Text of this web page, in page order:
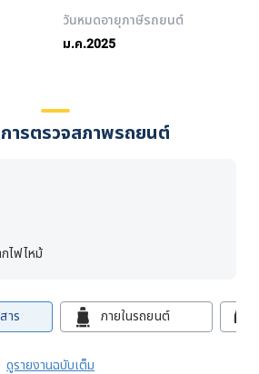
วันหมดอายุภาษีรถยนต์
ม.ค.2025
ารตรวจสภาพรถยนต์
ไฟไหม้
าร ภายในรถยนต์
ดูรายงานฉบับเต็ม